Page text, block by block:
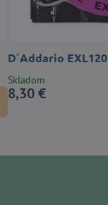
D´Addario EXL120
Skladom
8,30 €